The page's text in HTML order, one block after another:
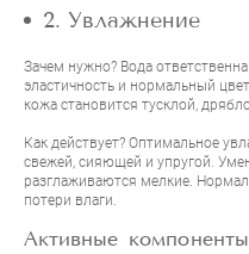
2. Увлажнение
Зачем нужно? Вода
эластичность и нормальный
кожа становится тусклой,
Как действует? Оптимальное
свежей, сияющей и упругой.
разглаживаются мелкие.
потери влаги.
Активные компоненты